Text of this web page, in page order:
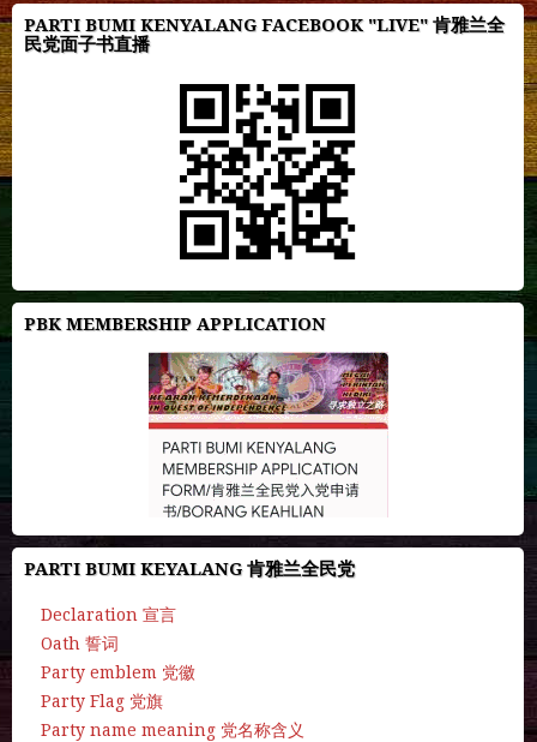
PARTI BUMI KENYALANG FACEBOOK "LIVE" 肯雅兰全
民党面子书直播
PBK MEMBERSHIP APPLICATION
PARTI BUMI KEYALANG 肯雅兰全民党
Declaration 宣言
Oath 誓词
Party emblem 党徽
Party Flag 党旗
Party name meaning 党名称含义